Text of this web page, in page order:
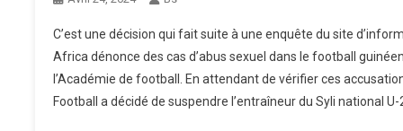
C’est une décision qui fait suite à une enquête du site
Africa dénonce des cas d’abus sexuel dans le football
l’Académie de football. En attendant de vérifier ces
Football a décidé de suspendre l’entraîneur du Syli national